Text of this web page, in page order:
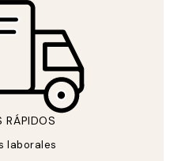
RÁPIDOS
laborales